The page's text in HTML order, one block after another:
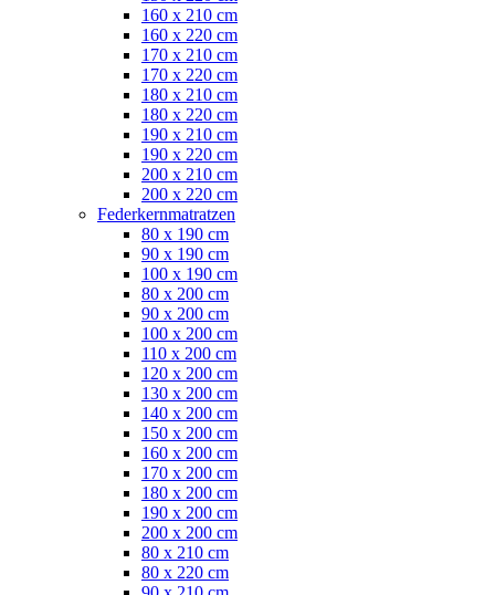
160 x 210 cm
160 x 220 cm
170 x 210 cm
170 x 220 cm
180 x 210 cm
180 x 220 cm
190 x 210 cm
190 x 220 cm
200 x 210 cm
200 x 220 cm
Federkernmatratzen
80 x 190 cm
90 x 190 cm
100 x 190 cm
80 x 200 cm
90 x 200 cm
100 x 200 cm
110 x 200 cm
120 x 200 cm
130 x 200 cm
140 x 200 cm
150 x 200 cm
160 x 200 cm
170 x 200 cm
180 x 200 cm
190 x 200 cm
200 x 200 cm
80 x 210 cm
80 x 220 cm